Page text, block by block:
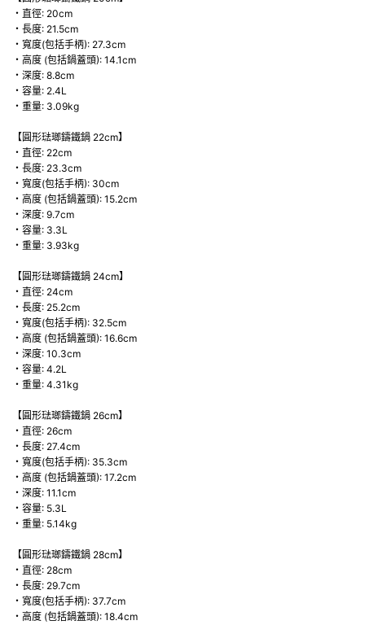
・直徑: 20cm
・長度: 21.5cm
・寬度(包括手柄): 27.3cm
・高度 (包括鍋蓋頭): 14.1cm
・深度: 8.8cm
・容量: 2.4L
・重量: 3.09kg
【圓形琺瑯鑄鐵鍋 22cm】
・直徑: 22cm
・長度: 23.3cm
・寬度(包括手柄): 30cm
・高度 (包括鍋蓋頭): 15.2cm
・深度: 9.7cm
・容量: 3.3L
・重量: 3.93kg
【圓形琺瑯鑄鐵鍋 24cm】
・直徑: 24cm
・長度: 25.2cm
・寬度(包括手柄): 32.5cm
・高度 (包括鍋蓋頭): 16.6cm
・深度: 10.3cm
・容量: 4.2L
・重量: 4.31kg
【圓形琺瑯鑄鐵鍋 26cm】
・直徑: 26cm
・長度: 27.4cm
・寬度(包括手柄): 35.3cm
・高度 (包括鍋蓋頭): 17.2cm
・深度: 11.1cm
・容量: 5.3L
・重量: 5.14kg
【圓形琺瑯鑄鐵鍋 28cm】
・直徑: 28cm
・長度: 29.7cm
・寬度(包括手柄): 37.7cm
・高度 (包括鍋蓋頭): 18.4cm